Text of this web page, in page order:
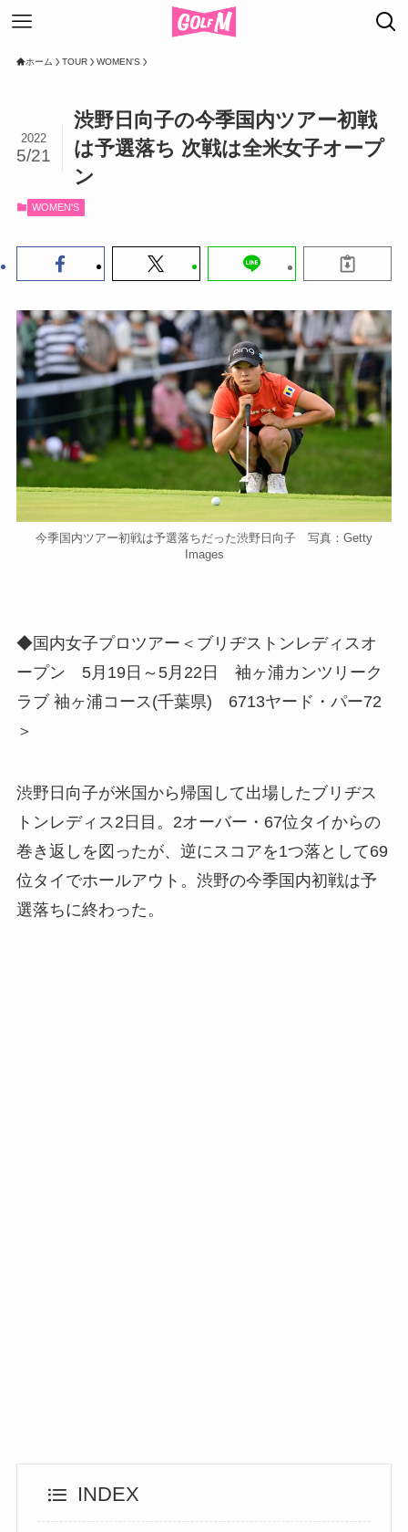
ホーム TOUR WOMEN'S
渋野日向子の今季国内ツアー初戦
は予選落ち 次戦は全米女子オープ
ン
2022
5/21
WOMEN'S
今季国内ツアー初戦は予選落ちだった渋野日向子 写真：Getty
Images
◆国内女子プロツアー＜ブリヂストンレディスオ
ープン 5月19日～5月22日 袖ヶ浦カンツリーク
ラブ 袖ヶ浦コース(千葉県) 6713ヤード・パー72
＞
渋野日向子が米国から帰国して出場したブリヂス
トンレディス2日目。2オーバー・67位タイからの
巻き返しを図ったが、逆にスコアを1つ落として69
位タイでホールアウト。渋野の今季国内初戦は予
選落ちに終わった。
INDEX